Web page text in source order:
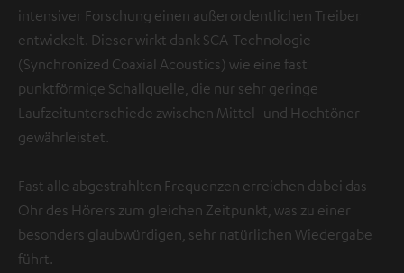
intensiver Forschung einen außerordentlichen Treiber
entwickelt. Dieser wirkt dank SCA-Technologie
(Synchronized Coaxial Acoustics) wie eine fast
punktförmige Schallquelle, die nur sehr geringe
Laufzeitunterschiede zwischen Mittel- und Hochtöner
gewährleistet.
Fast alle abgestrahlten Frequenzen erreichen dabei das
Ohr des Hörers zum gleichen Zeitpunkt, was zu einer
besonders glaubwürdigen, sehr natürlichen Wiedergabe
führt.